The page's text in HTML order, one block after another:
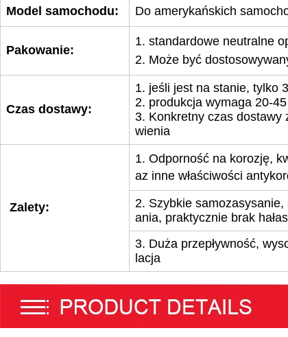
Model samochodu: Do amerykańskich
Pakowanie:
1. standardowe neutralne
2. Może być
Czas dostawy:
1. jeśli jest na stanie, tylko
2. produkcja wymaga 20-
3. Konkretny czas dostawy
wienia
Zalety:
1. Odporność na korozję,
az inne właściwości
2. Szybkie
ania, praktycznie brak
3. Duża przepływność,
lacja